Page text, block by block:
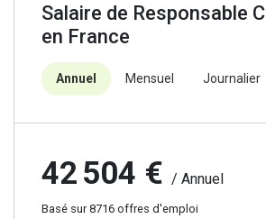
Salaire de Responsable
en France
Annuel Mensuel Journalier
42 504 € / Annuel
Basé sur 8716 offres d'emploi